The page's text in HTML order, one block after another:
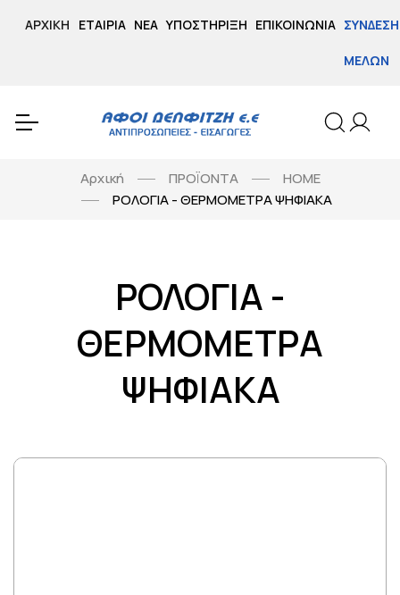
ΑΡΧΙΚΉ ΕΤΑΙΡΊΑ ΝΈΑ ΥΠΟΣΤΉΡΙΞΗ ΕΠΙΚΟΙΝΩΝΊΑ ΣΎΝΔΕΣΗ
ΜΕΛΏΝ
Αρχική ΠΡΟΪΟΝΤΑ
HOME
ΡΟΛΟΓΙΑ - ΘΕΡΜΟΜΕΤΡΑ ΨΗΦΙΑΚΑ
ΡΟΛΟΓΙΑ -
ΘΕΡΜΟΜΕΤΡΑ
ΨΗΦΙΑΚΑ